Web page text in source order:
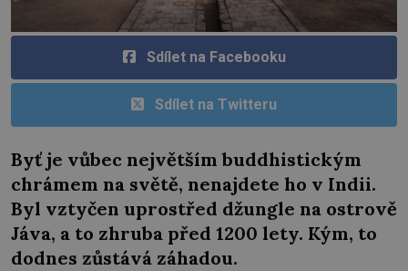
Sdílet na Facebooku
Sdílet na Twitteru
Byť je vůbec největším buddhistickým
chrámem na světě, nenajdete ho v Indii.
Byl vztyčen uprostřed džungle na ostrově
Jáva, a to zhruba před 1200 lety. Kým, to
dodnes zůstává záhadou.